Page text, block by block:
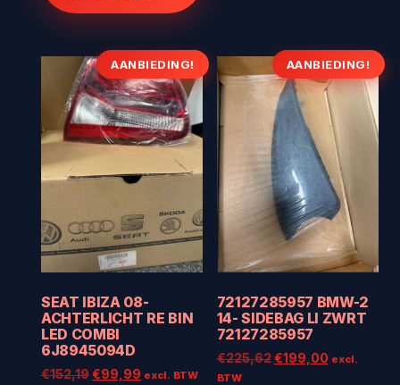
AANBIEDING!
SEAT IBIZA 08-
ACHTERLICHT RE BIN
LED COMBI
6J8945094D
€152,19Oorspronkelijke
€99,99 Huidige
excl. BTW
AANBIEDING!
72127285957 BMW-2
14- SIDEBAG LI ZWRT
72127285957
€225,62 Oorspronkelijke
€199,00Huidige
excl.
BTW